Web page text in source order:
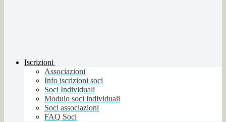
Iscrizioni
Associazioni
Info iscrizioni soci
Soci Individuali
Modulo soci individuali
Soci associazioni
FAQ Soci